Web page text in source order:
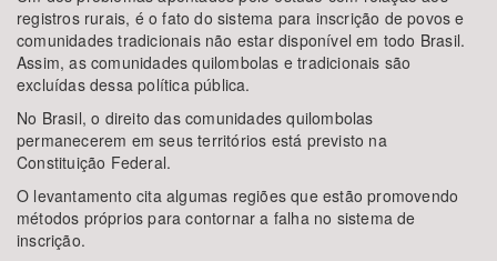
registros rurais, é o fato do sistema para inscrição de povos e
comunidades tradicionais não estar disponível em todo Brasil.
Assim, as comunidades quilombolas e tradicionais são
excluídas dessa política pública.
No Brasil, o direito das comunidades quilombolas
permanecerem em seus territórios está previsto na
Constituição Federal.
O levantamento cita algumas regiões que estão promovendo
métodos próprios para contornar a falha no sistema de
inscrição.